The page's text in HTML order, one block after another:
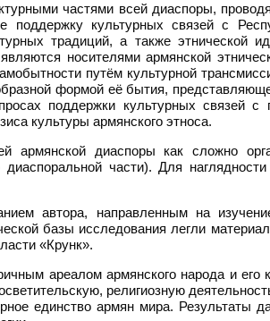
частями всей диаспоры,
поддержку культурных связей с
традиций, а также этнической
носителями армянской
путём культурной
формой её бытия,
поддержки культурных связей
культуры армянского этноса.
армянской диаспоры как сложно
части). Для
автора, направленным на
базы исследования легли
«Крунк».
ареалом армянского народа и
религиозную
единство армян мира. Результаты